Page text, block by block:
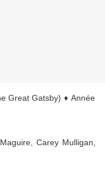
♦ Année
Carey Mulligan,